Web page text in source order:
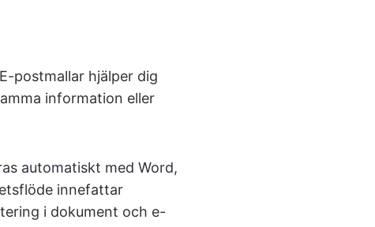
postmallar hjälper dig
information eller
automatiskt med Word,
innefattar
i dokument och e-